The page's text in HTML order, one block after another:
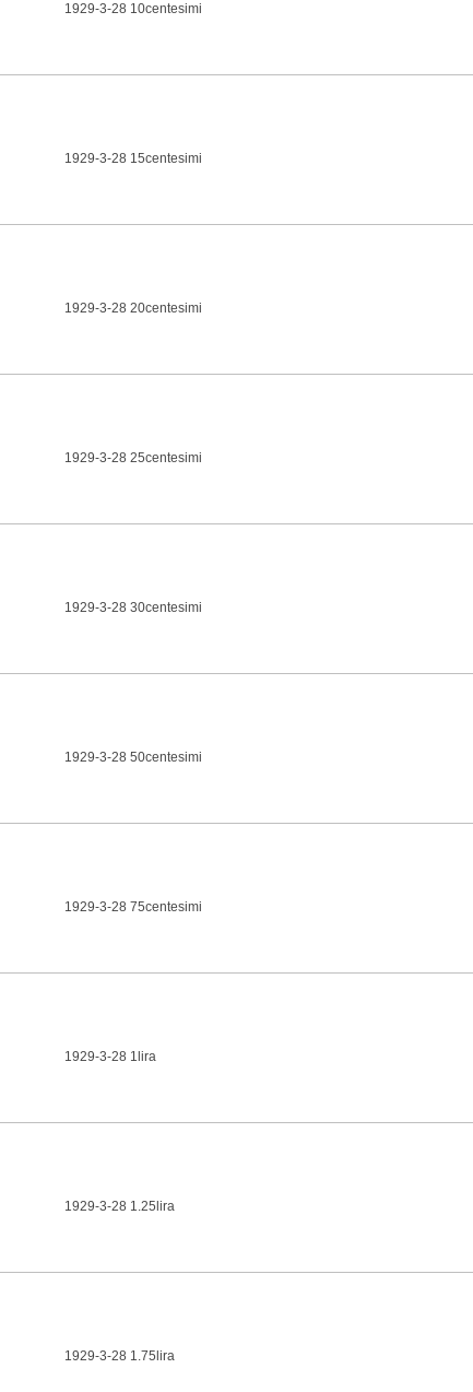
1929-3-28 10centesimi
1929-3-28 15centesimi
1929-3-28 20centesimi
1929-3-28 25centesimi
1929-3-28 30centesimi
1929-3-28 50centesimi
1929-3-28 75centesimi
1929-3-28 1lira
1929-3-28 1.25lira
1929-3-28 1.75lira